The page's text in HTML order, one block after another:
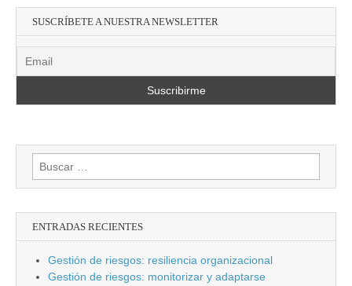
SUSCRÍBETE A NUESTRA NEWSLETTER
Buscar:
ENTRADAS RECIENTES
Gestión de riesgos: resiliencia organizacional
Gestión de riesgos: monitorizar y adaptarse